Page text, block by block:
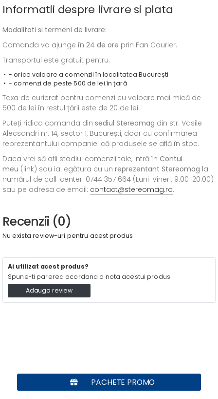
Informatii despre livrare si plata
Modalitati si termeni de livrare:
Comanda va ajunge în 24 de ore prin Fan Courier.
Transportul este gratuit pentru:
- orice valoare a comenzii în localitatea București
- comenzi de peste 500 de lei în țară
Taxa de curierat pentru comenzi cu valoare mai mică de
500 de lei în restul țării este de 20 de lei.
Puteți ridica comanda din sediul Stereomag din str. Vasile
Alecsandri nr. 14, sector 1, București, doar cu confirmarea
reprezentantului companiei că produsele se află în stoc.
Daca vrei să afli stadiul comenzii tale, intră în Contul
meu (link) sau ia legătura cu un reprezentant Stereomag la
numărul de call-center: 0744 357 664 (Luni-Vineri: 9.00-20.00)
sau pe adresa de email: contact@stereomag.ro.
Recenzii (0)
Nu exista review-uri pentru acest produs
Ai utilizat acest produs?
Spune-ti parerea acordand o nota acestui produs
Adauga review
PACHETE PROMO